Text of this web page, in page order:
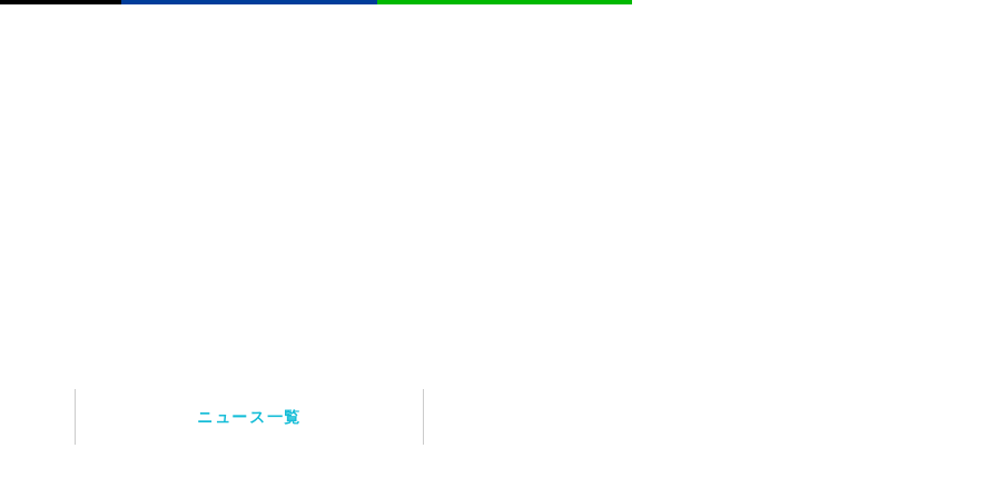
ニュース一覧